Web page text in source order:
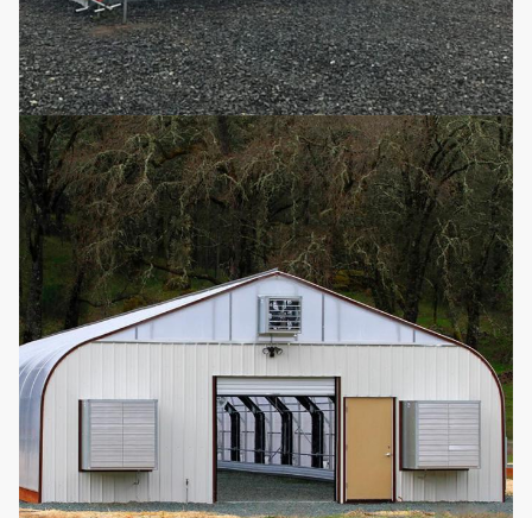
8
점적 관수
시스템
그것은 온실 길이와 폭에
따라 맞춤화될 수 있습니
다
택
적
입
니
다
9
미세 살수
장치 시스
템
그것은 온실 길이와 폭에
따라 맞춤화될 수 있습니
다
선
택
적
입
니
다
10
빛을 채우
세요
쉽게 자동차 광 부족 소등
온실을 모으세요
선
택
적
입